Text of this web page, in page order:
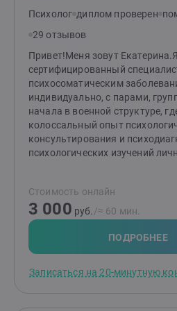
благополучие.Я сопровождаю
трудностей.
Психолог диплом проверен
29 отзывов
Привет!Меня зовут
сертифицированный
психосоматическим
индивидуально, с парами,
начала в военной структуре,
колоссальный опыт
консультирования и
психологических изучений
сплочение коллектива и
динамическая работа с
трудности в адаптации, и
Однозначно, было интересно!В
интегрирую весь полученный
тревогу, апатию, усталость,
Стоимость онлайн
3 000 руб. /≈ 60 мин.
ПОДРОБНЕЕ
Записаться на 20-минутную